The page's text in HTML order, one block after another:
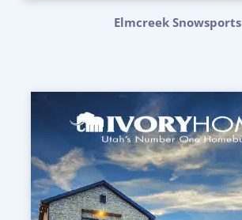
Elmcreek Snowsports